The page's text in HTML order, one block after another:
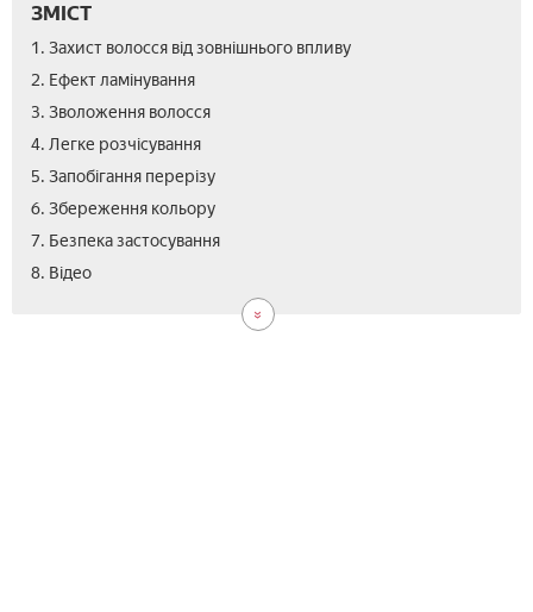
ЗМІСТ
1. Захист волосся від зовнішнього впливу
2. Ефект ламінування
3. Зволоження волосся
4. Легке розчісування
5. Запобігання перерізу
6. Збереження кольору
7. Безпека застосування
8. Відео